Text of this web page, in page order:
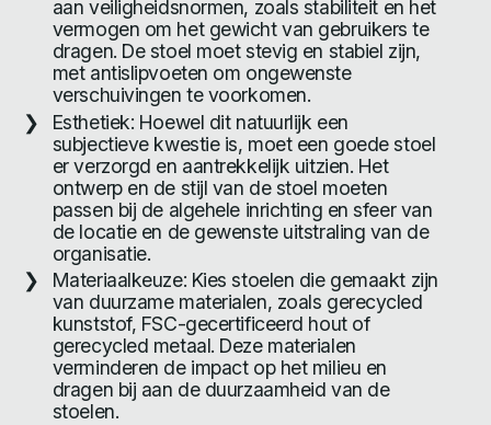
aan veiligheidsnormen, zoals stabiliteit en het
vermogen om het gewicht van gebruikers te
dragen. De stoel moet stevig en stabiel zijn,
met antislipvoeten om ongewenste
verschuivingen te voorkomen.
Esthetiek: Hoewel dit natuurlijk een
subjectieve kwestie is, moet een goede stoel
er verzorgd en aantrekkelijk uitzien. Het
ontwerp en de stijl van de stoel moeten
passen bij de algehele inrichting en sfeer van
de locatie en de gewenste uitstraling van de
organisatie.
Materiaalkeuze: Kies stoelen die gemaakt zijn
van duurzame materialen, zoals gerecycled
kunststof, FSC-gecertificeerd hout of
gerecycled metaal. Deze materialen
verminderen de impact op het milieu en
dragen bij aan de duurzaamheid van de
stoelen.